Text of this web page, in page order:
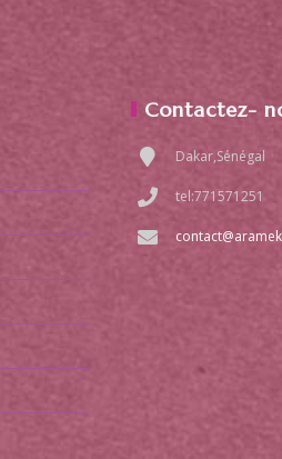
Contactez-
Dakar,Sénégal
tel:771571251